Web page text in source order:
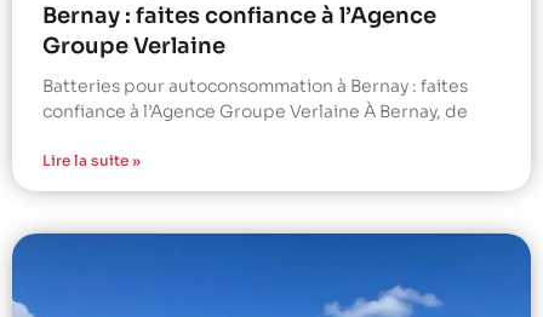
Bernay : faites confiance à l’Agence
Groupe Verlaine
Batteries pour autoconsommation à Bernay : faites
confiance à l’Agence Groupe Verlaine À Bernay, de
Lire la suite »